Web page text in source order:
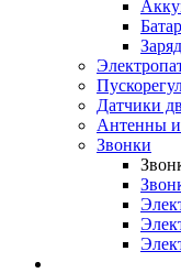
Датчики
Антенны и
Звонки